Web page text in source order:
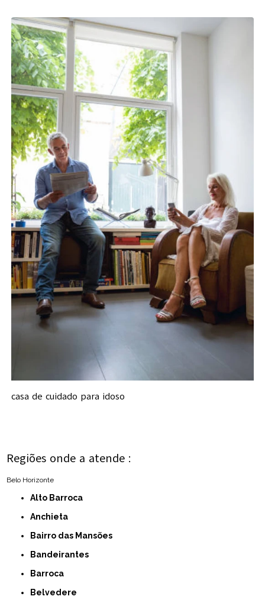
casa de cuidado para idoso
Regiões onde a atende :
Belo Horizonte
Alto Barroca
Anchieta
Bairro das Mansões
Bandeirantes
Barroca
Belvedere